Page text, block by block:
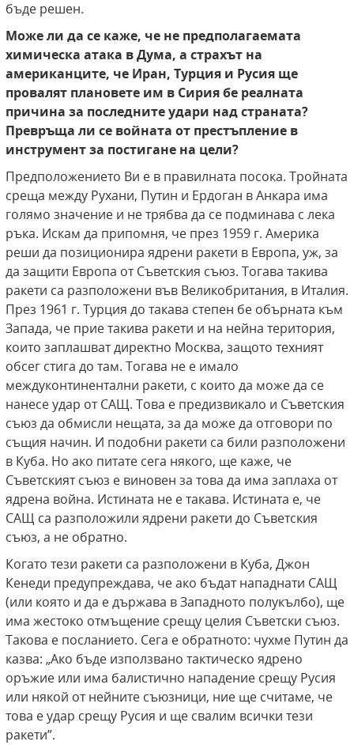
бъде решен.
Може ли да се каже, че не предполагаемата
химическа атака в Дума, а страхът на
американците, че Иран, Турция и Русия ще
провалят плановете им в Сирия бе реалната
причина за последните удари над страната?
Превръща ли се войната от престъпление в
инструмент за постигане на цели?
Предположението Ви е в правилната посока. Тройната
среща между Рухани, Путин и Ердоган в Анкара има
голямо значение и не трябва да се подминава с лека
ръка. Искам да припомня, че през 1959 г. Америка
реши да позиционира ядрени ракети в Европа, уж, за
да защити Европа от Съветския съюз. Тогава такива
ракети са разположени във Великобритания, в Италия.
През 1961 г. Турция до такава степен бе обърната към
Запада, че прие такива ракети и на нейна територия,
които заплашват директно Москва, защото техният
обсег стига до там. Тогава не е имало
междуконтинентални ракети, с които да може да се
нанесе удар от САЩ. Това е предизвикало и Съветския
съюз да обмисли нещата, за да може да отговори по
същия начин. И подобни ракети са били разположени
в Куба. Но ако питате сега някого, ще каже, че
Съветският съюз е виновен за това да има заплаха от
ядрена война. Истината не е такава. Истината е, че
САЩ са разположили ядрени ракети до Съветския
съюз, а не обратно.
Когато тези ракети са разположени в Куба, Джон
Кенеди предупреждава, че ако бъдат нападнати САЩ
(или която и да е държава в Западното полукълбо), ще
има жестоко отмъщение срещу целия Съветски съюз.
Такова е посланието. Сега е обратното: чухме Путин да
казва: „Ако бъде използвано тактическо ядрено
оръжие или има балистично нападение срещу Русия
или някой от нейните съюзници, ние ще считаме, че
това е удар срещу Русия и ще свалим всички тези
ракети”.